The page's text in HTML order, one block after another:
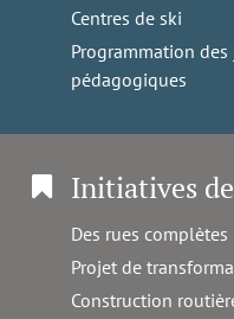
Centres de ski
Programmation
pédagogiques
Initiatives
Des rues complètes
Projet de
Construction